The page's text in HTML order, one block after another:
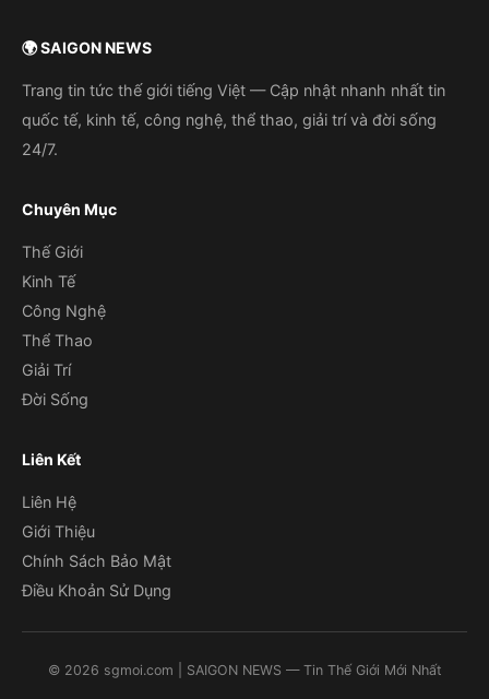
🌍 SAIGON NEWS
Trang tin tức thế giới tiếng Việt — Cập nhật nhanh nhất tin
quốc tế, kinh tế, công nghệ, thể thao, giải trí và đời sống
24/7.
Chuyên Mục
Thế Giới
Kinh Tế
Công Nghệ
Thể Thao
Giải Trí
Đời Sống
Liên Kết
Liên Hệ
Giới Thiệu
Chính Sách Bảo Mật
Điều Khoản Sử Dụng
© 2026 sgmoi.com | SAIGON NEWS — Tin Thế Giới Mới Nhất